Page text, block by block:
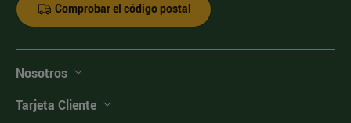
Comprobar el código postal
Nosotros
Tarjeta Cliente